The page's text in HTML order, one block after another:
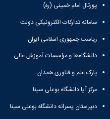
پورتال امام خمینی (ره)
سامانه تدارکات الکترونیکی دولت
ریاست جمهوری اسلامی ایران
دانشگاه‌ها و مؤسسات آموزش عالی
پارک علم و فناوری همدان
مرکز آپا دانشگاه بوعلی سینا
دبیرستان پسرانه دانشگاه بوعلی سینا